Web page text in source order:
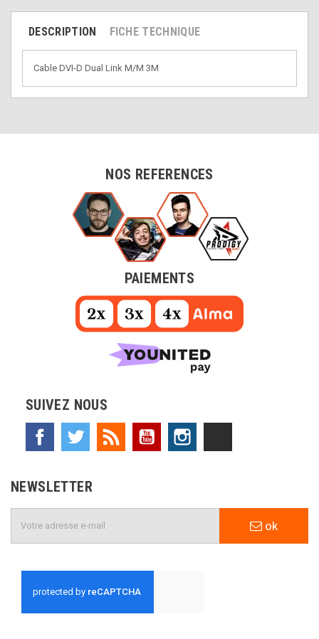
DESCRIPTION FICHE TECHNIQUE
Cable DVI-D Dual Link M/M 3M
NOS REFERENCES
PAIEMENTS
SUIVEZ NOUS
Facebook Twitter Rss YouTube
NEWSLETTER
ok